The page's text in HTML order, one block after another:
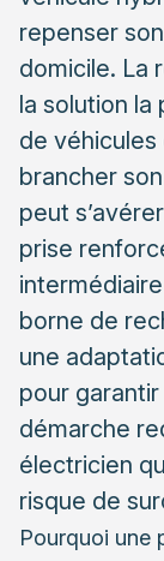
repenser
domicile. La
la solution la
de
brancher
peut
prise
borne de
une
pour
démarche
électricien
risque de
Pourquoi une
Calibre et
Section de
Les
L’intervention
conformité et
Mise en
Coût et aides
renforcée
recharge